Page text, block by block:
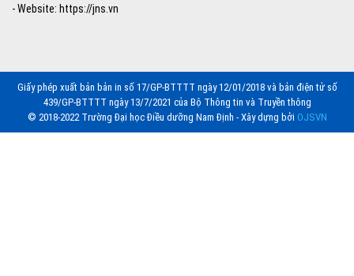
- Website: https://jns.vn
Giấy phép xuất bản bản in số 17/GP-BTTTT ngày 12/01/2018 và bản điện tử số
439/GP-BTTTT ngày 13/7/2021 của Bộ Thông tin và Truyền thông
© 2018-2022 Trường Đại học Điều dưỡng Nam Định - Xây dựng bởi OJSVN